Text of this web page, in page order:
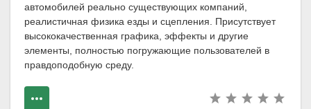
автомобилей реально существующих компаний,
реалистичная физика езды и сцепления. Присутствует
высококачественная графика, эффекты и другие
элементы, полностью погружающие пользователей в
правдоподобную среду.